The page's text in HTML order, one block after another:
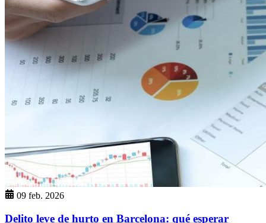
09 feb. 2026
Delito leve de hurto en Barcelona: qué esperar